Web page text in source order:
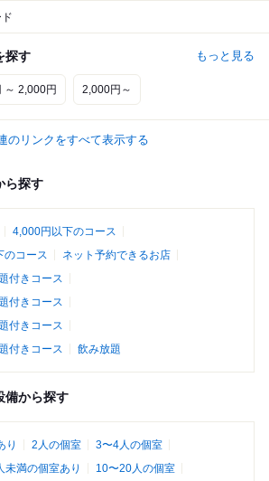
探す もっと見る
～ 2,000円 2,000円～
のリンクをすべて表示する
ら探す
4,000円以下のコース
のコース
ネット予約できるお店
付きコース
付きコース
付きコース
付きコース
飲み放題
備から探す
り 2人の個室
3〜4人の個室
未満の個室あり
10〜20人の個室